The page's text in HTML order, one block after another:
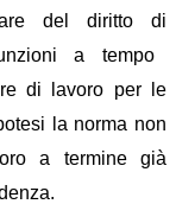
del diritto di
a tempo
di lavoro per le
la norma non
a termine già
.